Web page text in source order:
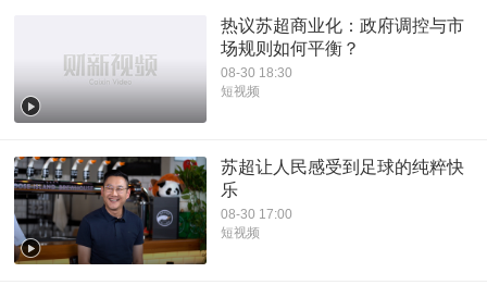
热议苏超商业化：政府调控与市
场规则如何平衡？
08-30 18:30
短视频
苏超让人民感受到足球的纯粹快
乐
08-30 17:00
短视频